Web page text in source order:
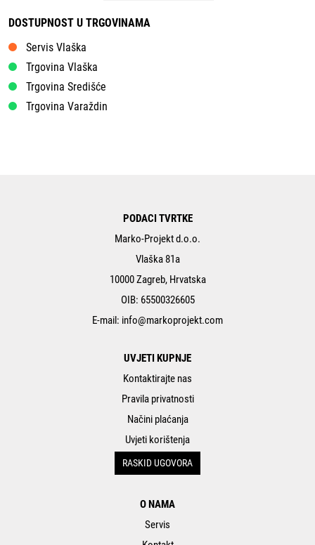
DOSTUPNOST U TRGOVINAMA
Servis Vlaška
Trgovina Vlaška
Trgovina Središće
Trgovina Varaždin
PODACI TVRTKE
Marko-Projekt d.o.o.
Vlaška 81a
10000 Zagreb, Hrvatska
OIB: 65500326605
E-mail: info@markoprojekt.com
UVJETI KUPNJE
Kontaktirajte nas
Pravila privatnosti
Načini plaćanja
Uvjeti korištenja
RASKID UGOVORA
O NAMA
Servis